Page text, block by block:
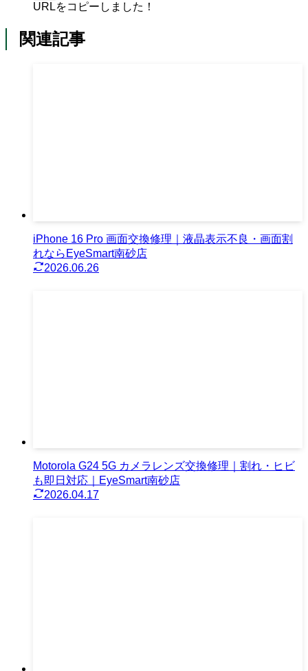
URLをコピーしました！
関連記事
iPhone 16 Pro 画面交換修理｜液晶表示不良・画面割
れならEyeSmart南砂店
2026.06.26
Motorola G24 5G カメラレンズ交換修理｜割れ・ヒビ
も即日対応｜EyeSmart南砂店
2026.04.17